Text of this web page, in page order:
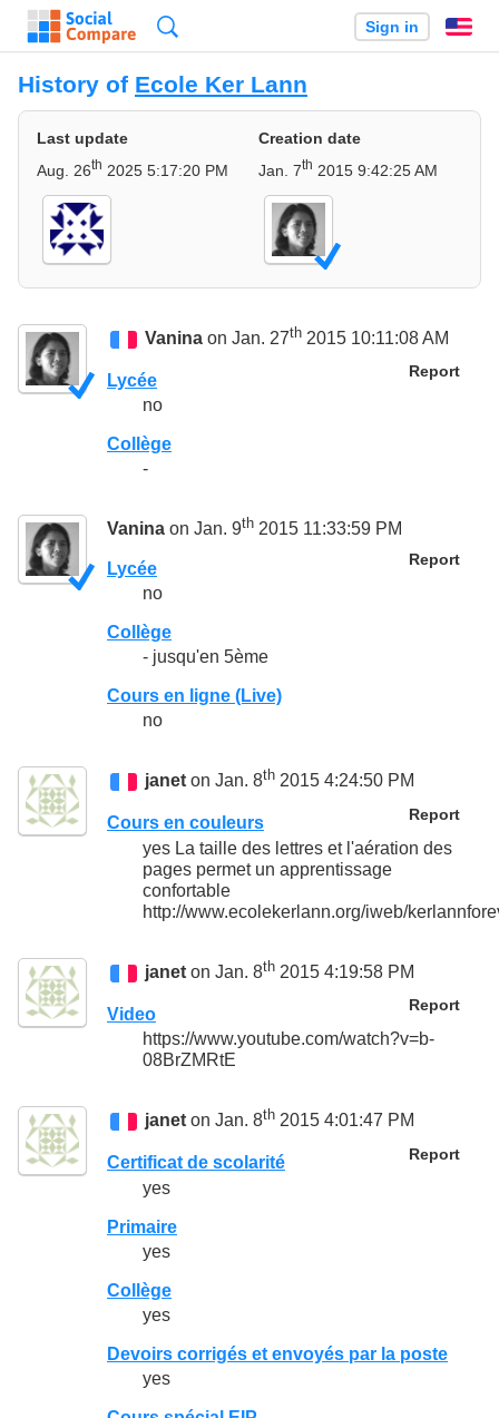
Sign in
History of Ecole Ker Lann
Last update
Aug. 26th 2025 5:17:20 PM
Creation date
Jan. 7th 2015 9:42:25 AM
Vanina on Jan. 27th 2015 10:11:08 AM
Report
Lycée
no
Collège
-
Vanina on Jan. 9th 2015 11:33:59 PM
Report
Lycée
no
Collège
- jusqu'en 5ème
Cours en ligne (Live)
no
janet on Jan. 8th 2015 4:24:50 PM
Report
Cours en couleurs
yes La taille des lettres et l'aération des
pages permet un apprentissage
confortable
http://www.ecolekerlann.org/iweb/
janet on Jan. 8th 2015 4:19:58 PM
Report
Video
https://www.youtube.com/watch?v=b-
08BrZMRtE
janet on Jan. 8th 2015 4:01:47 PM
Report
Certificat de scolarité
yes
Primaire
yes
Collège
yes
Devoirs corrigés et envoyés par la poste
yes